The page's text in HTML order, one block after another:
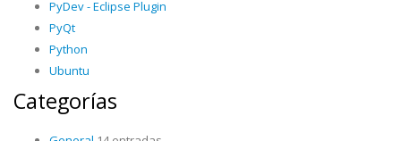
PyDev - Eclipse Plugin
PyQt
Python
Ubuntu
Categorías